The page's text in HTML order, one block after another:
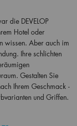
die DEVELOP
Hotel oder
wissen. Aber auch im
Ihre schlichten
Gestalten Sie
Ihrem Geschmack -
und Griffen.